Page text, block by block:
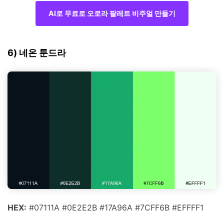
AI로 무료로 오로라 팔레트 비주얼 만들기
6) 네온 툰드라
HEX: #07111A #0E2E2B #17A96A #7CFF6B #EFFFF1